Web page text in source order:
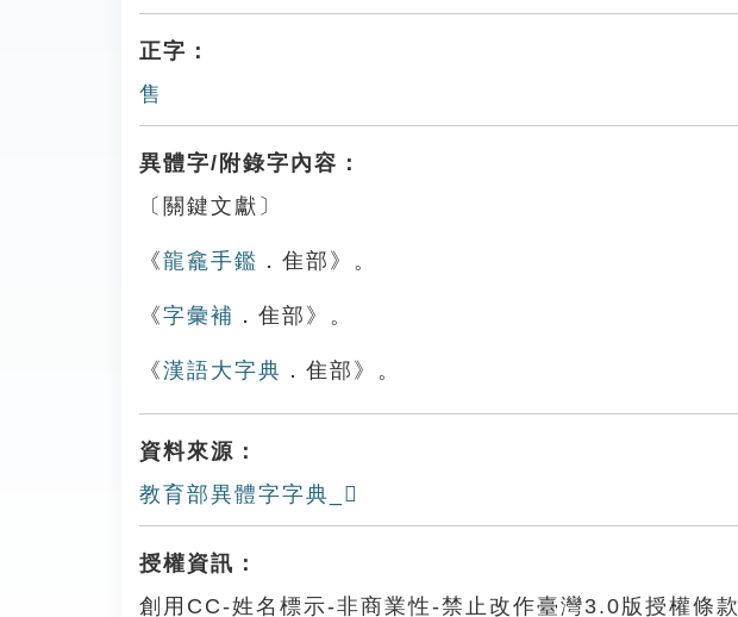
正字：
售
異體字/附錄字內容：
〔關鍵文獻〕
《龍龕手鑑 ．隹部》。
《字彙補 ．隹部》。
《漢語大字典 ．隹部》。
資料來源：
教育部異體字字典_𨿞
授權資訊：
創用CC-姓名標示-非商業性-禁止改作臺灣3.0版授權條款